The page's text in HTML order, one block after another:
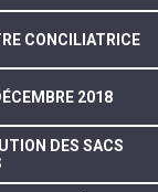
CONCILIATRICE
2018
DES SACS